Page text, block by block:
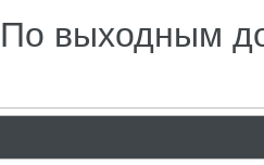
По выходным